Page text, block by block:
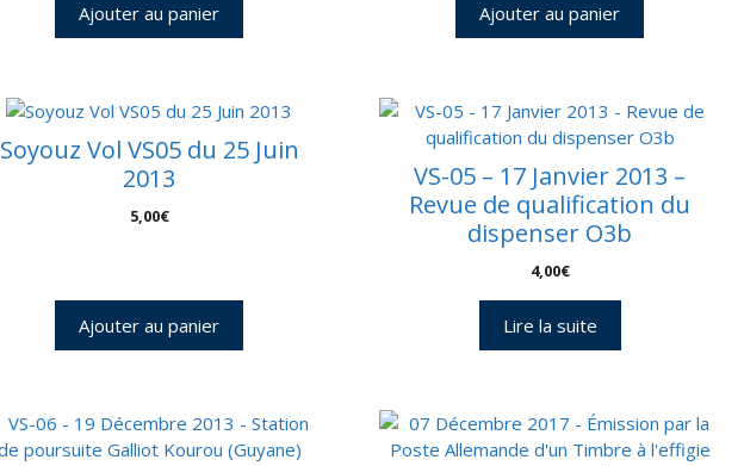
Ajouter au panier Ajouter au panier
Soyouz Vol VS05 du 25 Juin
2013
5,00€
Ajouter au panier
VS-05 – 17 Janvier 2013 –
Revue de qualification du
dispenser O3b
4,00€
Lire la suite